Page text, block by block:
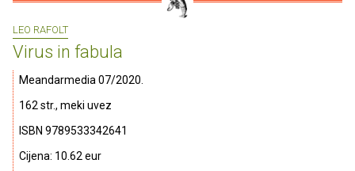
LEO RAFOLT
Virus in fabula
Meandarmedia 07/2020.
162 str., meki uvez
ISBN 9789533342641
Cijena: 10.62 eur